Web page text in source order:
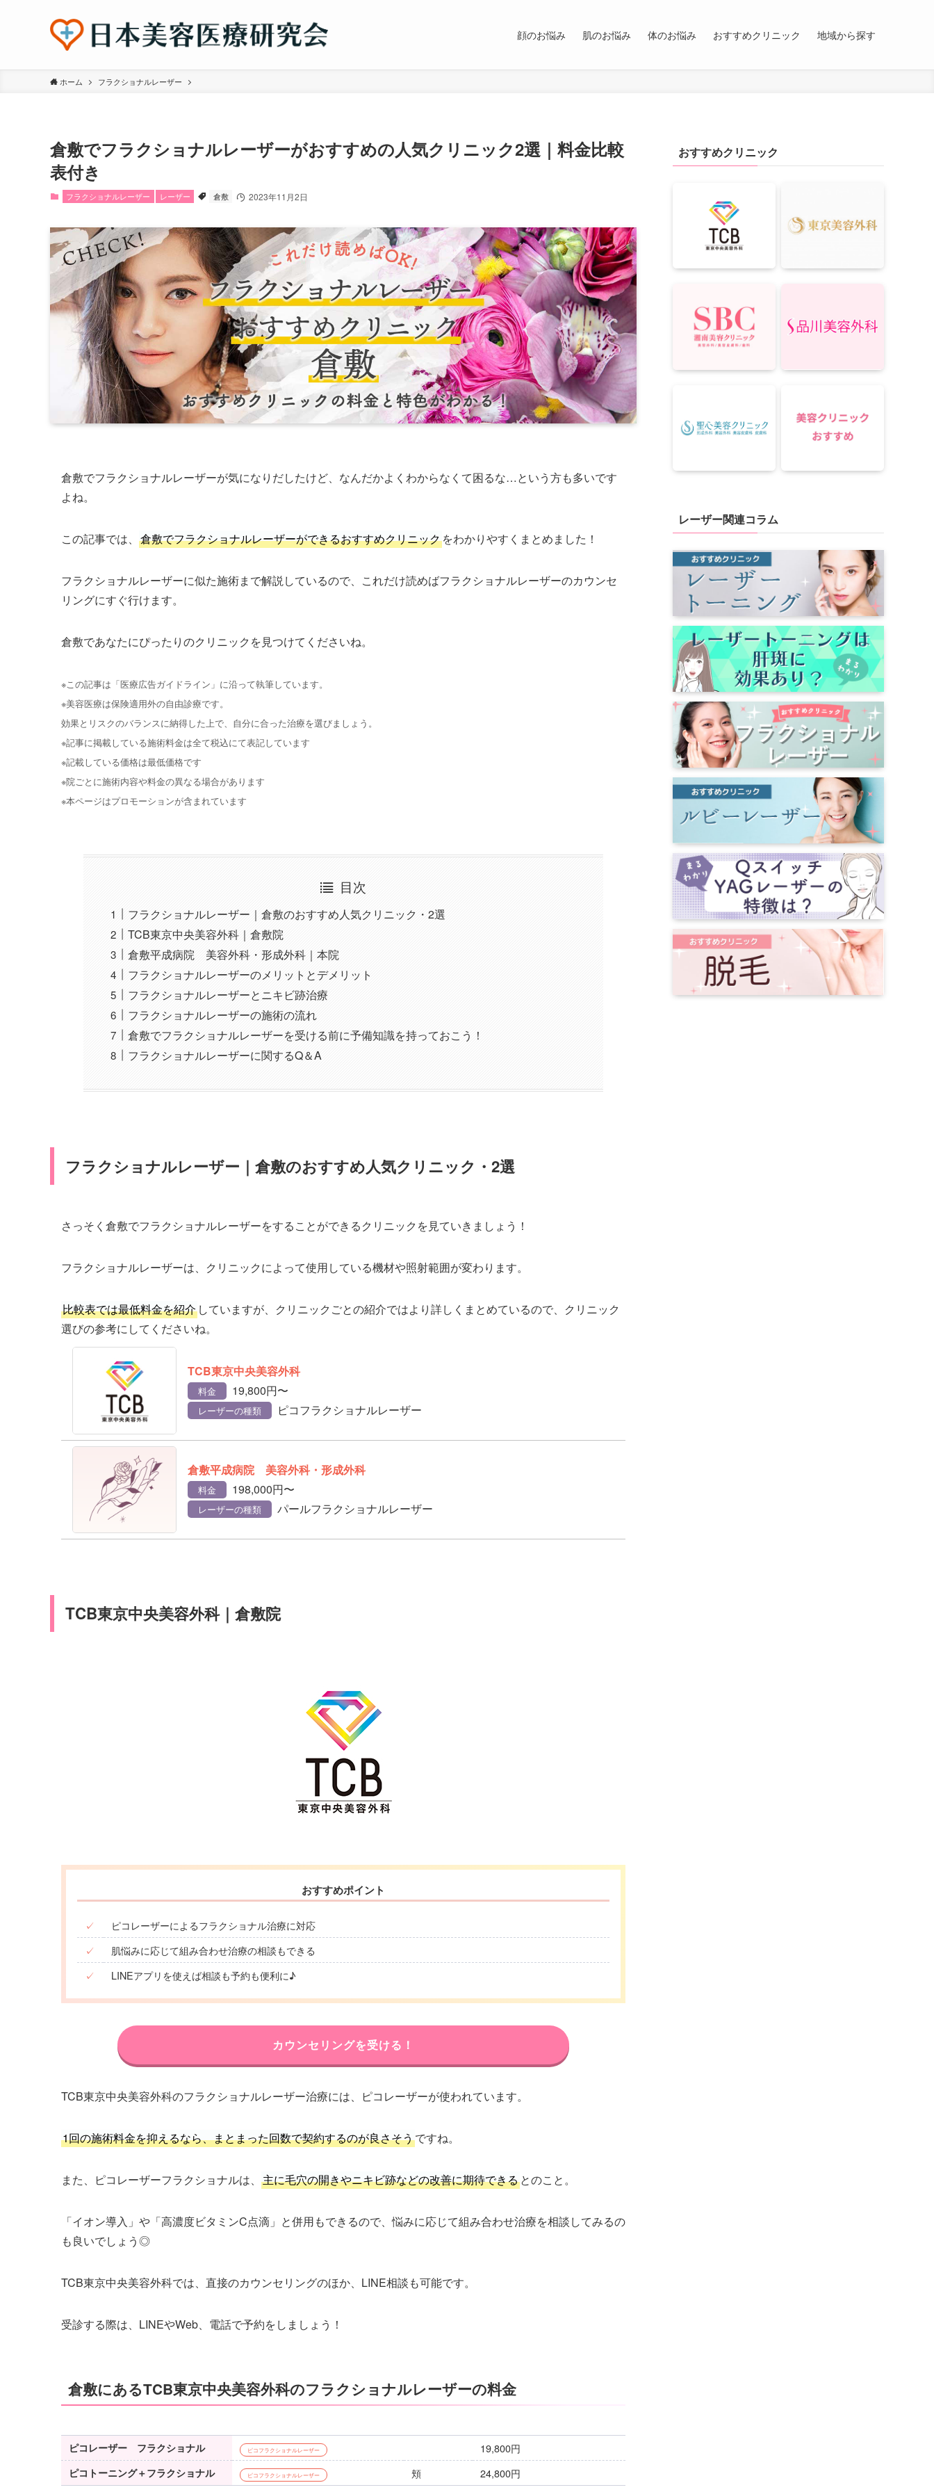
顔のお悩み 肌のお悩み 体のお悩み おすすめクリニック 地域から探す
ホーム フラクショナルレーザー
倉敷でフラクショナルレーザーがおすすめの人気クリニック2選｜料金比較
表付き
フラクショナルレーザー レーザー 倉敷 2023年11月2日
倉敷でフラクショナルレーザーが気になりだしたけど、なんだかよくわからなくて困るな…という方も多いです
よね。
この記事では、 倉敷でフラクショナルレーザーができるおすすめクリニックをわかりやすくまとめました！
フラクショナルレーザーに似た施術まで解説しているので、これだけ読めばフラクショナルレーザーのカウンセ
リングにすぐ行けます。
倉敷であなたにぴったりのクリニックを見つけてくださいね。
※この記事は「医療広告ガイドライン」に沿って執筆しています。
※美容医療は保険適用外の自由診療です。
効果とリスクのバランスに納得した上で、自分に合った治療を選びましょう。
※記事に掲載している施術料金は全て税込にて表記しています
※記載している価格は最低価格です
※院ごとに施術内容や料金の異なる場合があります
※本ページはプロモーションが含まれています
目次
フラクショナルレーザー｜倉敷のおすすめ人気クリニック・2選
TCB東京中央美容外科｜倉敷院
倉敷平成病院 美容外科・形成外科｜本院
フラクショナルレーザーのメリットとデメリット
フラクショナルレーザーとニキビ跡治療
フラクショナルレーザーの施術の流れ
倉敷でフラクショナルレーザーを受ける前に予備知識を持っておこう！
フラクショナルレーザーに関するQ＆A
フラクショナルレーザー｜倉敷のおすすめ人気クリニック・2選
さっそく倉敷でフラクショナルレーザーをすることができるクリニックを見ていきましょう！
フラクショナルレーザーは、クリニックによって使用している機材や照射範囲が変わります。
比較表では最低料金を紹介 していますが、クリニックごとの紹介ではより詳しくまとめているので、クリニック
選びの参考にしてくださいね。
TCB東京中央美容外科
料金 19,800円〜
レーザーの種類 ピコフラクショナルレーザー
倉敷平成病院 美容外科・形成外科
料金 198,000円〜
レーザーの種類 パールフラクショナルレーザー
TCB東京中央美容外科｜倉敷院
おすすめポイント
✓
ピコレーザーによるフラクショナル治療に対応
✓
肌悩みに応じて組み合わせ治療の相談もできる
✓
LINEアプリを使えば相談も予約も便利に♪
カウンセリングを受ける！
TCB東京中央美容外科のフラクショナルレーザー治療には、ピコレーザーが使われています。
1回の施術料金を抑えるなら、まとまった回数で契約するのが良さそうですね。
また、ピコレーザーフラクショナルは、 主に毛穴の開きやニキビ跡などの改善に期待できるとのこと。
「イオン導入」や「高濃度ビタミンC点滴」と併用もできるので、悩みに応じて組み合わせ治療を相談してみるの
も良いでしょう◎
TCB東京中央美容外科では、直接のカウンセリングのほか、LINE相談も可能です。
受診する際は、LINEやWeb、電話で予約をしましょう！
倉敷にあるTCB東京中央美容外科のフラクショナルレーザーの料金
ピコレーザー フラクショナル ピコフラクショナルレーザー 19,800円
ピコトーニング＋フラクショナル ピコフラクショナルレーザー 頬 24,800円
おすすめクリニック
レーザー関連コラム